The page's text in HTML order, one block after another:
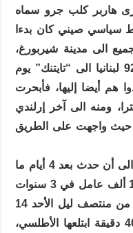
هاربر كلب جرو سماه
سياسي صيني كان بدءا
الجميع الى مدينة شيربورغ،
وهناك من مرفئها الذي صعد منه 92 لبنانيا الى “تايتنك” يوم
10 أبريل/نيسان 1912 صعدوا هم أيضا إليها، فأبحرت
ومنه الى آخر إرلندي
حيث واجهت على الطريق
كل شيء كان طبيعيا خلال الرحلة، الى أن حدث بعد 4 أيام ما
اهتز له العالم: السفينة التي بناها 15 ألف عامل في 3 سنوات
ترتطم بجبل جليدي قبل ثلث ساعة من منتصف ليل الأحد 14
أبريل/نيسان 1912 وبعد ساعتين و40 دقيقة ابتلعها الأطلسي،